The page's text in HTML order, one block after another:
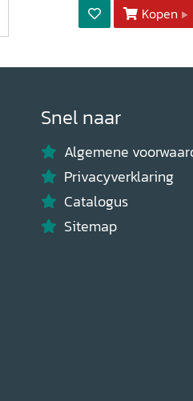
Kopen
Snel naar
Algemene
Privacyverklaring
Catalogus
Sitemap